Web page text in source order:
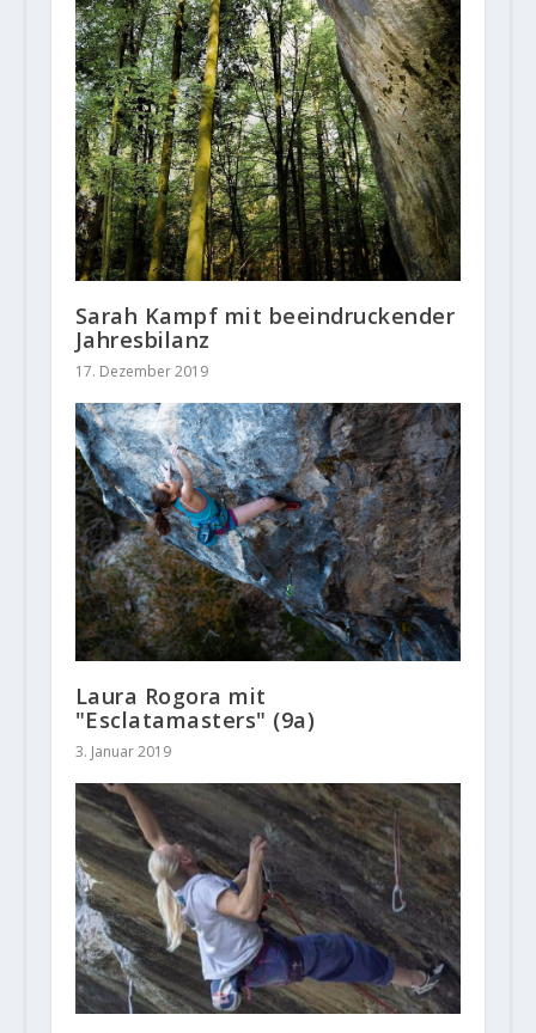
Sarah Kampf mit beeindruckender
Jahresbilanz
17. Dezember 2019
Laura Rogora mit
"Esclatamasters" (9a)
3. Januar 2019